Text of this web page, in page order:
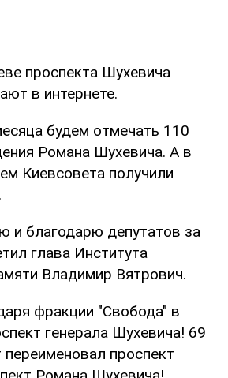
проспекта Шухевича
в интернете.
будем отмечать 110
Романа Шухевича. А в
Киевсовета получили
и благодарю депутатов за
глава Института
Владимир Вятрович.
фракции "Свобода" в
генерала Шухевича! 69
переименовал проспект